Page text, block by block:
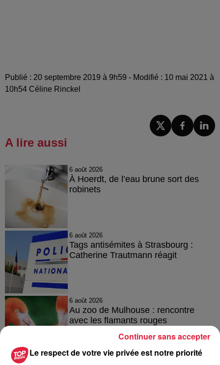
Publié : 20 septembre 2019 à 9h59 - Modifié : 10 mai 2021 à
10h54 Céline Rinckel
A lire aussi
6 août 2026
À Hoerdt, de l’eau brune sort des
robinets
6 août 2026
Tags antisémites à Strasbourg :
Catherine Trautmann réagit
6 août 2026
Au zoo de Mulhouse : rencontre
avec les flamants rouges
Le respect de votre vie privée est notre priorité
Continuer sans accepter